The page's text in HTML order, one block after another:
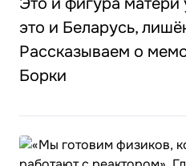
это и Беларусь,
Рассказываем о
Борки